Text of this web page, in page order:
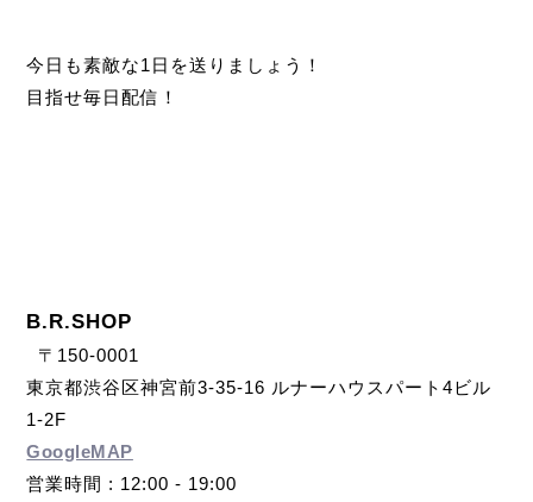
今日も素敵な1日を送りましょう！
目指せ毎日配信！
B.R.SHOP
〒150-0001
東京都渋谷区神宮前3-35-16 ルナーハウスパート4ビル
1-2F
GoogleMAP
営業時間 : 12:00 - 19:00